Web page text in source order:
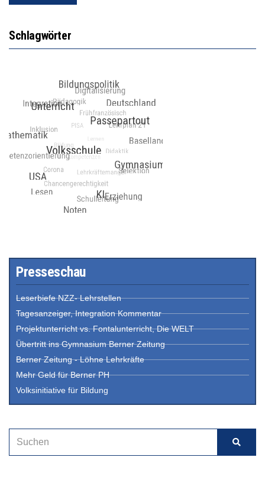
Schlagwörter
Presseschau
Leserbiefe NZZ- Lehrstellen
Tagesanzeiger, Integration Kommentar
Projektunterricht vs. Fontalunterricht, Die WELT
Übertritt ins Gymnasium Berner Zeitung
Berner Zeitung - Löhne Lehrkräfte
Mehr Geld für Berner PH
Volksinitiative für Bildung